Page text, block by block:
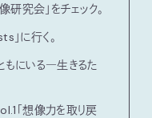
究会」をチェック。
」に行く。
もにいる―生きるた
「想像力を取り戻